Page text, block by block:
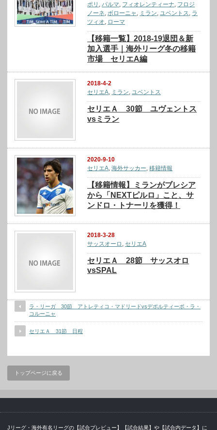
ポリ ,パルマ, フィオレンティーナ, フロジ
ノーネ,ボローニャ , ミラン,ユベントス, ラ
ツィオ, ローマ
【移籍一覧】2018-19退団＆新
加入選手｜海外リーグ冬の移籍
市場 セリエA編
2018-4-2
セリエA, ミラン,ユベントス
セリエＡ 30節 ユヴェントス
vsミラン
2020-9-10
セリエA ,海外サッカー ,移籍情報
【移籍情報】ミランがブレシア
から「NEXTピルロ」こと、サ
ンドロ・トナーリを獲得！
2018-3-28
サッスオーロ , セリエA
セリエＡ 28節 サッスオロ
vsSPAL
ラ・リーガ 30節 アトレティコ・マドリードvsデポルティーボ・ラ・
コルーニャ
セリエＡ 31節 日程
トップページに戻る
Jリーグ・海外有名リーグの【試合プレビュー】【試合結果】や【試合内データ】に